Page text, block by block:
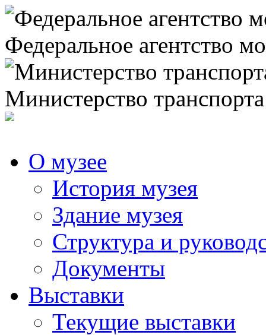
Федеральное агентство
Министерство
О музее
История музея
Здание музея
Структура и
Документы
Выставки
Текущие выставки